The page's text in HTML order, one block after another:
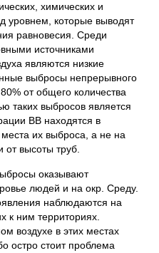
химических и
уровнем, которые выводят
равновесия. Среди
источниками
являются низкие
выбросы непрерывного
от общего количества
таких выбросов является
ВВ находятся в
места их выброса, а не на
от высоты труб.
оказывают
людей и на окр. Среду.
наблюдаются на
к ним территориях.
воздухе в этих местах
остро стоит проблема